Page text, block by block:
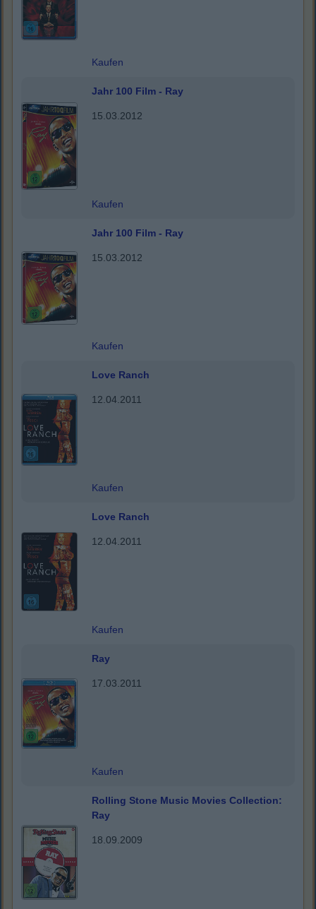
Kaufen
Jahr 100 Film - Ray
15.03.2012
Kaufen
Jahr 100 Film - Ray
15.03.2012
Kaufen
Love Ranch
12.04.2011
Kaufen
Love Ranch
12.04.2011
Kaufen
Ray
17.03.2011
Kaufen
Rolling Stone Music Movies Collection:
Ray
18.09.2009